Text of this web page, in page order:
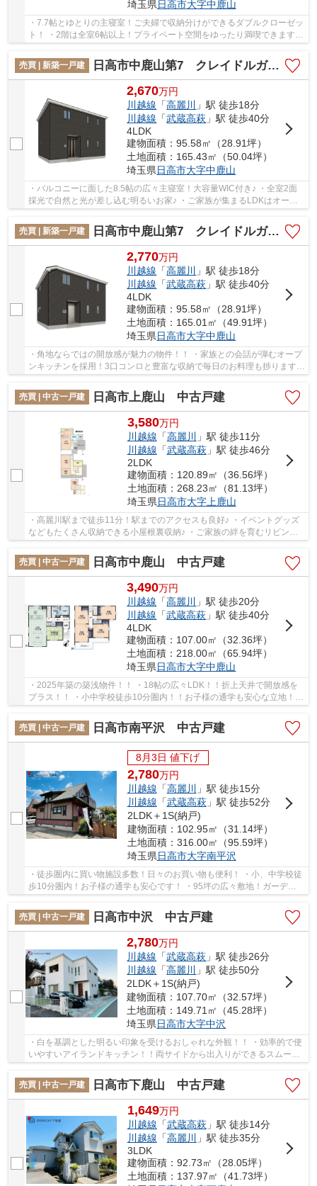
埼玉県日高市大字中鹿山
・7.7帖とゆとりの主寝室！ご夫婦で収納分けができるダブルクローゼッ
ト！ ・2階は全室6帖以上！プライベート空間をゆったり満喫できますね
売買 | 新築一戸建
日高市中鹿山第7 クレイドルガーデン 新築戸建 全10棟 2号棟
2,670万円
川越線 「高麗川
」駅 徒歩18分
川越線 「武蔵高萩 」駅 徒歩40分
4LDK
建物面積：95.58㎡（28.91坪）
土地面積：165.43㎡（50.04坪）
埼玉県日高市大字中鹿山
・バルコニーに面した8.5帖の広々主寝室！大容量WIC付き♪ ・全室2面
採光で自然と光が差し込む明るいお家♪ ・ご家族が集まるLDKはオープ
ンキッチンを採用！リビングにいるご家族と会話...
売買 | 新築一戸建
日高市中鹿山第7 クレイドルガーデン 新築戸建 全10棟 1号棟
2,770万円
川越線 「高麗川
」駅 徒歩18分
川越線 「武蔵高萩 」駅 徒歩40分
4LDK
建物面積：95.58㎡（28.91坪）
土地面積：165.01㎡（49.91坪）
埼玉県日高市大字中鹿山
・角地ならではの開放感が魅力の物件！！ ・家族との会話が弾むオープ
ンキッチンを採用！3口コンロと豊富な収納で毎日のお料理も捗ります♪
・主寝室は大容量のWIC付き！全居室に収納ス...
売買 | 中古一戸建
日高市上鹿山 中古戸建
3,580万円
川越線 「高麗川 」駅 徒歩11分
川越線 「武蔵高萩」駅 徒歩46分
2LDK
建物面積：120.89㎡（36.56坪）
土地面積：268.23㎡（81.13坪）
埼玉県日高市大字上鹿山
・高麗川駅まで徒歩11分！駅までのアクセスも良好♪ ・イベントグッズ
などもたくさん収納できる小屋根裏収納♪ ・ご家族の絆を育むリビング
イン階段♪ 経験豊富なキャリアのあるスタッフ...
売買 | 中古一戸建
日高市中鹿山 中古戸建
3,490万円
川越線 「高麗川
」駅 徒歩20分
川越線 「武蔵高萩 」駅 徒歩40分
4LDK
建物面積：107.00㎡（32.36坪）
土地面積：218.00㎡（65.94坪）
埼玉県日高市大字中鹿山
・2025年築の築浅物件！！ ・18帖の広々LDK！！折上天井で開放感を
プラス！！ ・小中学校徒歩10分圏内！！お子様の通学も安心な立地！！
売買 | 中古一戸建
日高市南平沢 中古戸建
8月3日 値下げ
2,780万円
川越線 「高麗川
」駅 徒歩15分
川越線 「武蔵高萩」駅 徒歩52分
2LDK＋1S(納戸)
建物面積：102.95㎡（31.14坪）
土地面積：316.00㎡（95.59坪）
埼玉県日高市大字南平沢
・徒歩圏内に買い物施設多数！日々のお買い物も便利！ ・小、中学校徒
歩10分圏内！お子様の通学も安心です！ ・95坪の広々敷地！ガーデニ
売買 | 中古一戸建
日高市中沢 中古戸建
2,780万円
川越線 「武蔵高萩 」駅 徒歩26分
川越線 「高麗川
」駅 徒歩50分
2LDK＋1S(納戸)
建物面積：107.70㎡（32.57坪）
土地面積：149.71㎡（45.28坪）
埼玉県日高市大字中沢
・白を基調とした明るい印象を受けるおしゃれな外観！！ ・効率的で使
いやすいアイランドキッチン！！両サイドから出入りができるスムーズ
売買 | 中古一戸建
日高市下鹿山 中古戸建
1,649万円
川越線 「武蔵高萩」駅 徒歩14分
川越線 「高麗川
」駅 徒歩35分
3LDK
建物面積：92.73㎡（28.05坪）
土地面積：137.97㎡（41.73坪）